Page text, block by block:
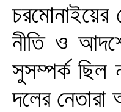
চরমোনাইয়ের
নীতি ও
সুসম্পর্ক ছিল
দলের